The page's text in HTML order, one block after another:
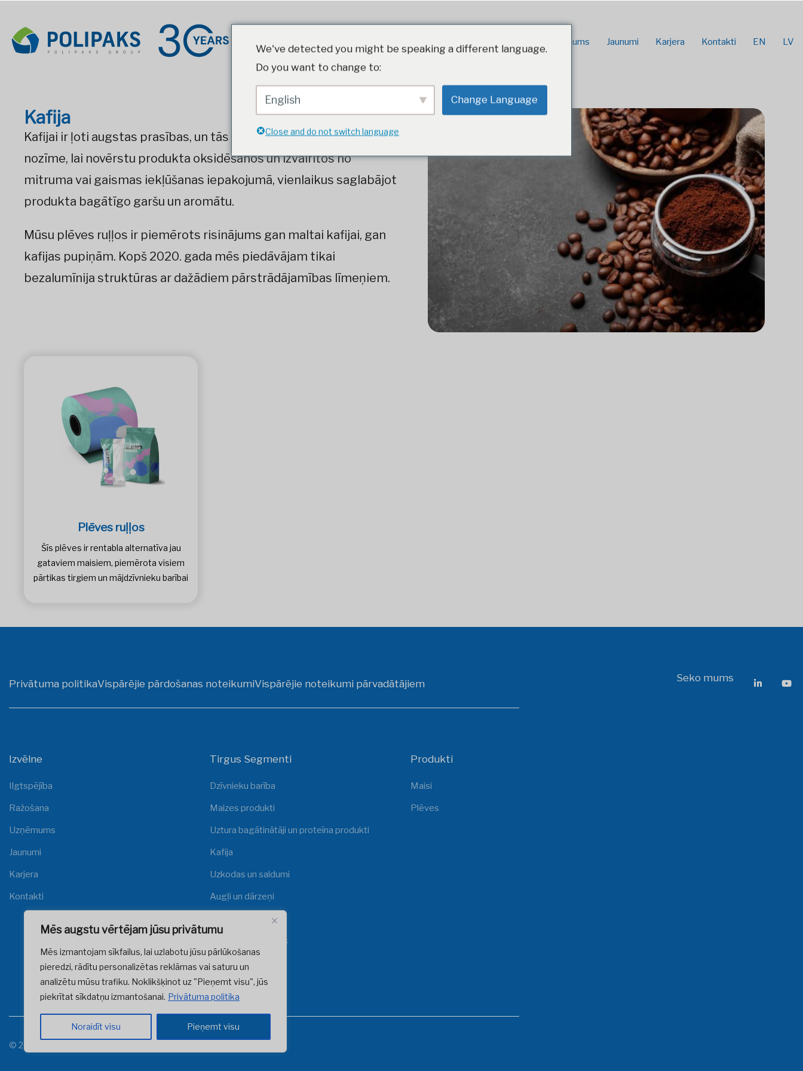
Mēs augstu vērtējam jūsu privātumu
Mēs izmantojam sīkfailus, lai uzlabotu jūsu pārlūkošanas
pieredzi, rādītu personalizētas reklāmas vai saturu un
analizētu mūsu trafiku. Noklikšķinot uz "Pieņemt visu", jūs
piekrītat sīkdatņu izmantošanai. Privātuma politika
Noraidīt visu Pieņemt visu
Tirgus segmenti un produkti Uzņēmums Jaunumi Karjera Kontakti EN LV
Kafija
Kafijai ir ļoti augstas prasības, un tās iepakojumam ir izšķiroša
nozīme, lai novērstu produkta oksidēšanos un izvairītos no
mitruma vai gaismas iekļūšanas iepakojumā, vienlaikus saglabājot
produkta bagātīgo garšu un aromātu.
Mūsu plēves ruļļos ir piemērots risinājums gan maltai kafijai, gan
kafijas pupiņām. Kopš 2020. gada mēs piedāvājam tikai
bezalumīnija struktūras ar dažādiem pārstrādājamības līmeņiem.
Plēves ruļļos
Šīs plēves ir rentabla alternatīva jau
gataviem maisiem, piemērota visiem
pārtikas tirgiem un mājdzīvnieku barībai
Privātuma politikaVispārējie pārdošanas noteikumiVispārējie noteikumi pārvadātājiem Seko mums
Izvēlne
Ilgtspējība
Ražošana
Uzņēmums
Jaunumi
Karjera
Kontakti
Tirgus Segmenti
Dzīvnieku barība
Maizes produkti
Uztura bagātinātāji un proteīna produkti
Kafija
Uzkodas un saldumi
Augļi un dārzeņi
Zivis un jūras veltes
Graudaugi
Produkti
Maisi
Plēves
© 2025 Visas tiesības aizsargātas
We've detected you might be speaking a different language.
Do you want to change to:
English Change Language
Close and do not switch language